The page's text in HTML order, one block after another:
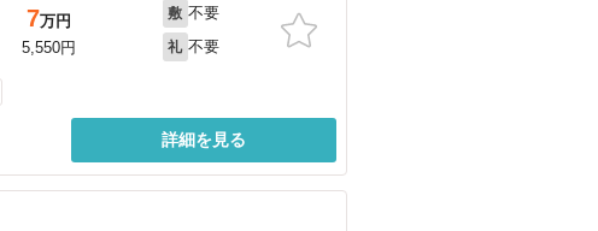
7万円
5,550円
敷 不要
礼 不要
詳細を見る